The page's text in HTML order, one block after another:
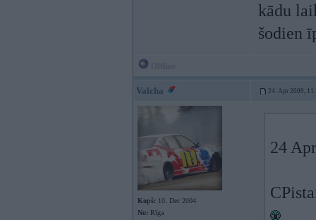
kādu
šodien
Valcha 24. Apr 2009,
Kopš: 10. Dec 2004
No: Rīga
24